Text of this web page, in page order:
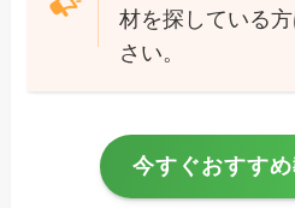
材を探している
さい。
今すぐおすす